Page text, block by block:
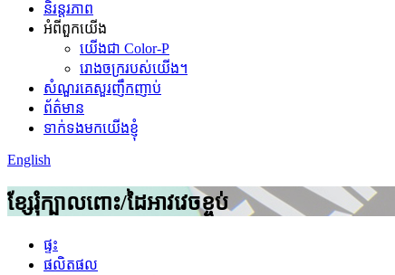
និរន្តរភាព
អំពីពួកយើង
យើងជា Color-P
រោងចក្ររបស់យើង។
សំណួរគេសួរញឹកញាប់
ព័ត៌មាន
ទាក់ទងមកយើងខ្ញុំ
English
ខ្សែរុំក្បាលពោះ/ដៃអាវវេចខ្ចប់
ផ្ទះ
ផលិតផល